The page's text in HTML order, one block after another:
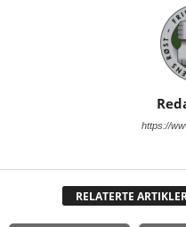
https://
RELATERTE